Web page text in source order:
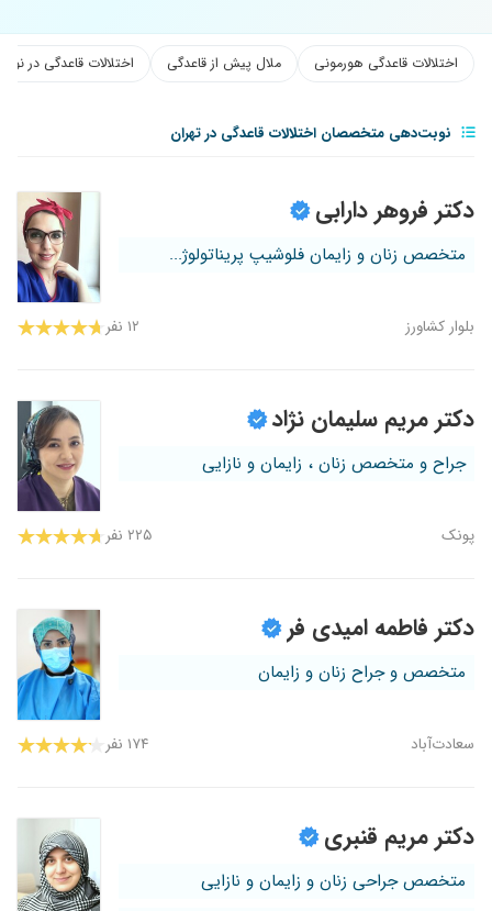
اختلالات قاعدگی هورمونی ملال پیش از قاعدگی اختلالات قاعدگی در
نوبت‌دهی متخصصان اختلالات قاعدگی در تهران
دکتر فروهر دارابی
متخصص زنان و زایمان فلوشیپ پریناتولوژ...
بلوار کشاورز ۱۲ نفر
دکتر مریم سلیمان نژاد
جراح و متخصص زنان ، زایمان و نازایی
پونک ۲۲۵ نفر
دکتر فاطمه امیدی فر
متخصص و جراح زنان و زایمان
سعادت‌آباد ۱۷۴ نفر
دکتر مریم قنبری
متخصص جراحی زنان و زایمان و نازایی